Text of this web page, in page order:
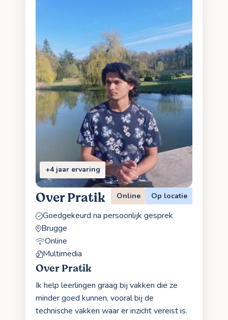
+4 jaar ervaring
Over Pratik Online Op locatie
Goedgekeurd na persoonlijk gesprek
Brugge
Online
Multimedia
Over Pratik
Ik help leerlingen graag bij vakken die ze
minder goed kunnen, vooral bij de
technische vakken waar er inzicht vereist is.